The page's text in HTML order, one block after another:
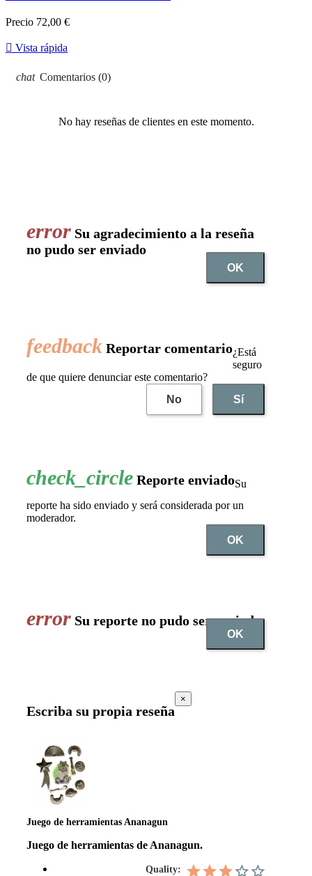
Precio 72,00 €
 Vista rápida
Comentarios (0)
No hay reseñas de clientes en este momento.
Su agradecimiento a la reseña
no pudo ser enviado
OK
Reportar comentario¿Está
seguro
de que quiere denunciar este comentario?
No
Sí
Reporte enviadoSu
reporte ha sido enviado y será considerada por un
moderador.
OK
Su reporte no pudo ser enviado
OK
Escriba su propia reseña
×
Juego de herramientas Ananagun
Juego de herramientas de Ananagun.
Quality: